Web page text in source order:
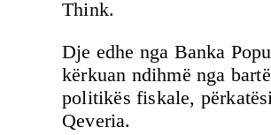
Think.
Dje edhe nga Banka
kërkuan ndihmë nga
politikës fiskale,
Qeveria.